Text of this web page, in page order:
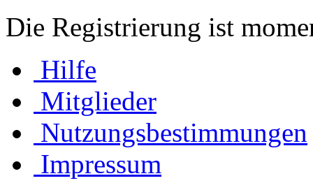
Die Registrierung ist
Hilfe
Mitglieder
Nutzungsbestimmungen
Impressum